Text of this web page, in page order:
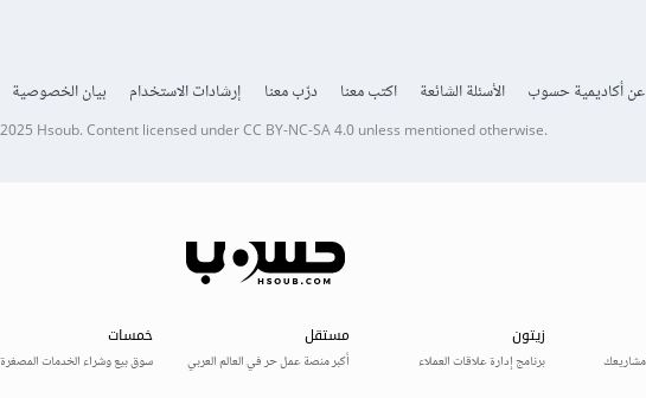
عن أكاديمية حسوب الأسئلة الشائعة اكتب معنا درّب معنا إرشادات الاستخدام بيان الخصوصية
Hsoub.Content licensed underCC BY-NC-SA 4.0unless mentioned otherwise.